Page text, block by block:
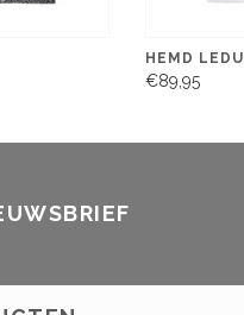
HEMD
€89,95